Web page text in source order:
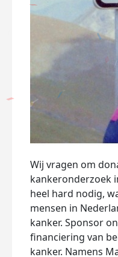
Wij vragen om
kankeronderzoek
heel hard nodig,
mensen in
kanker. Sponsor
financiering van
kanker. Namens